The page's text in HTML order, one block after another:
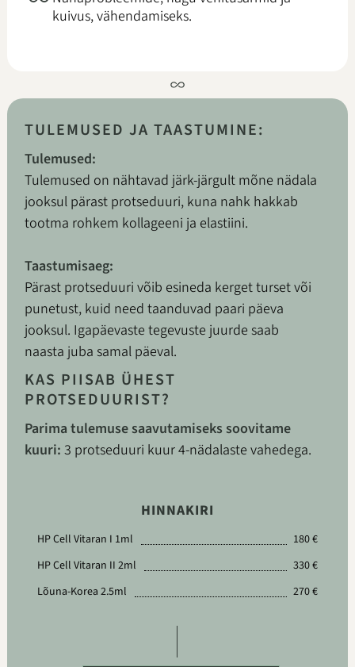
kuivus, vähendamiseks.
TULEMUSED JA TAASTUMINE:
Tulemused:
Tulemused on nähtavad järk-järgult mõne nädala
jooksul pärast protseduuri, kuna nahk hakkab
tootma rohkem kollageeni ja elastiini.
Taastumisaeg:
Pärast protseduuri võib esineda kerget turset või
punetust, kuid need taanduvad paari päeva
jooksul. Igapäevaste tegevuste juurde saab
naasta juba samal päeval.
KAS PIISAB ÜHEST
PROTSEDUURIST?
Parima tulemuse saavutamiseks soovitame
kuuri: 3 protseduuri kuur 4-nädalaste vahedega.
HINNAKIRI
HP Cell Vitaran I 1ml
180 €
HP Cell Vitaran II 2ml
330 €
Lõuna-Korea 2.5ml
270 €